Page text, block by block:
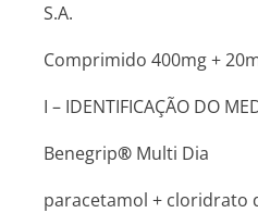
S.A.
Comprimido 400mg +
I – IDENTIFICAÇÃO DO
Benegrip® Multi Dia
paracetamol + cloridrato